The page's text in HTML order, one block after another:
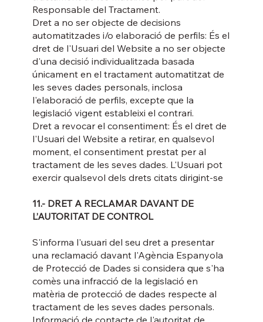
Responsable del Tractament.
Dret a no ser objecte de decisions
automatitzades i/o elaboració de perfils: És el
dret de l'Usuari del Website a no ser objecte
d'una decisió individualitzada basada
únicament en el tractament automatitzat de
les seves dades personals, inclosa
l'elaboració de perfils, excepte que la
legislació vigent estableixi el contrari.
Dret a revocar el consentiment: És el dret de
l'Usuari del Website a retirar, en qualsevol
moment, el consentiment prestat per al
tractament de les seves dades. L'Usuari pot
exercir qualsevol dels drets citats dirigint-se
11.- DRET A RECLAMAR DAVANT DE
L’AUTORITAT DE CONTROL
S'informa l'usuari del seu dret a presentar
una reclamació davant l'Agència Espanyola
de Protecció de Dades si considera que s'ha
comès una infracció de la legislació en
matèria de protecció de dades respecte al
tractament de les seves dades personals.
Informació de contacte de l'autoritat de